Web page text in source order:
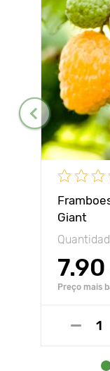
Giant
7.90
Preço mais